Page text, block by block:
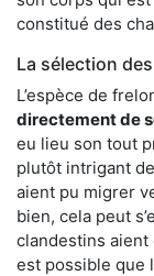
constitué des
La sélection
L’espèce de
directement de
eu lieu son tout
plutôt intrigant
aient pu migrer
bien, cela peut
clandestins
est possible que